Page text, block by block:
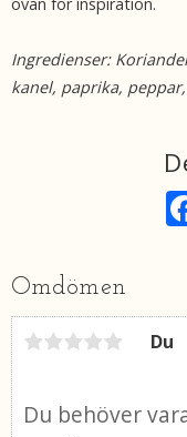
ovan för inspiration.
Ingredienser:
kanel, paprika,
Omdömen
Du